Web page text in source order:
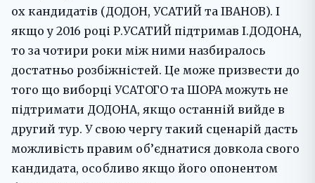
ох кандидатів (ДОДОН, УСАТИЙ та ІВАНОВ). І
якщо у 2016 році Р.УСАТИЙ підтримав І.ДОДОНА,
то за чотири роки між ними назбиралось
достатньо розбіжністей. Це може призвести до
того що виборці УСАТОГО та ШОРА можуть не
підтримати ДОДОНА, якщо останній вийде в
другий тур. У свою чергу такий сценарій дасть
можливість правим об’єднатися довкола свого
кандидата, особливо якщо його опонентом